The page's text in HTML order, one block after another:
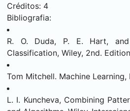
Créditos: 4
Bibliografia:
R. O. Duda, P. E. Hart,
Classification, Wiley, 2nd.
Tom Mitchell. Machine Learning,
L. I. Kuncheva, Combining